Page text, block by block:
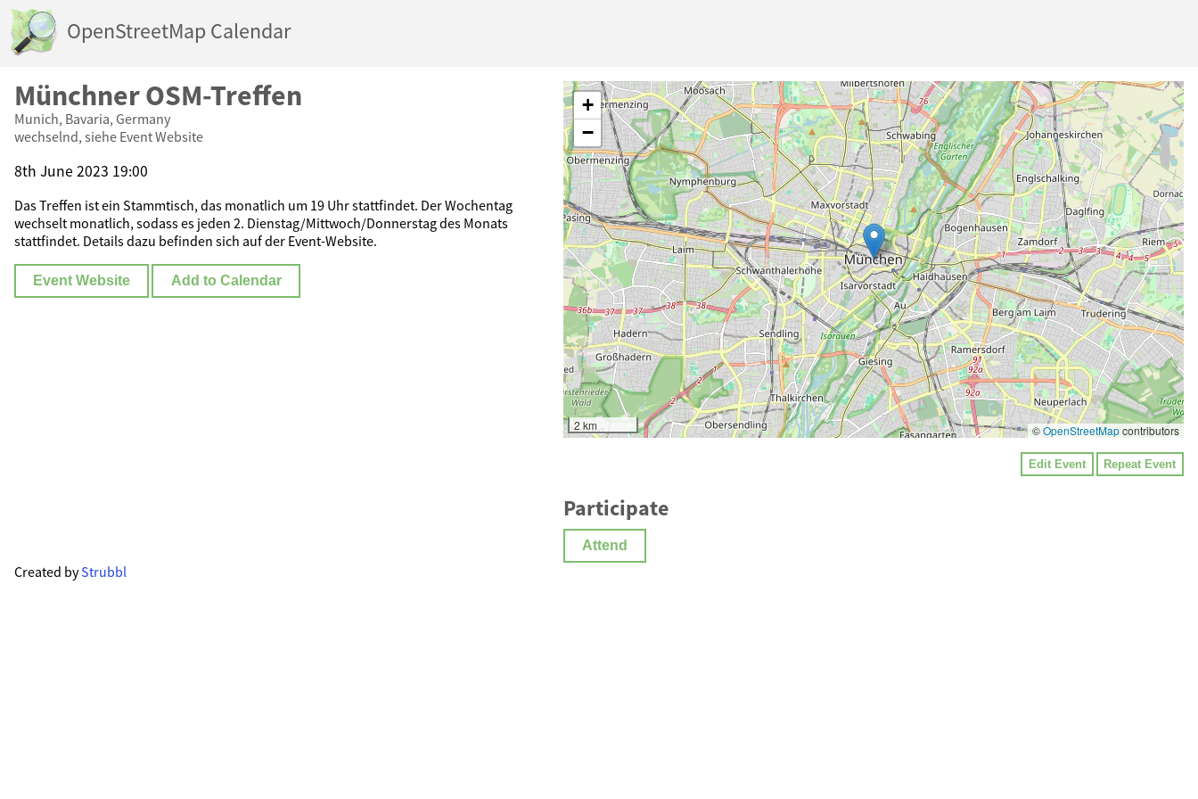
OpenStreetMap Calendar
Münchner OSM-Treffen
Munich, Bavaria, Germany
wechselnd, siehe Event Website
8th June 2023 19:00
Das Treffen ist ein Stammtisch, das monatlich um 19 Uhr stattfindet. Der Wochentag
wechselt monatlich, sodass es jeden 2. Dienstag/Mittwoch/Donnerstag des Monats
stattfindet. Details dazu befinden sich auf der Event-Website.
Event Website Add to Calendar
+
−
2 km ©OpenStreetMapcontributors
Edit Event Repeat Event
Participate
Attend
Created byStrubbl